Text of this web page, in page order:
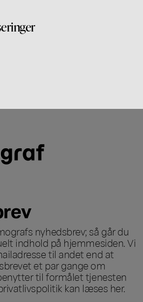
nyhedsbrev; så går du
indhold på hjemmesiden. Vi
til andet end at
et par gange om
til formålet tjenesten
kan læses her.